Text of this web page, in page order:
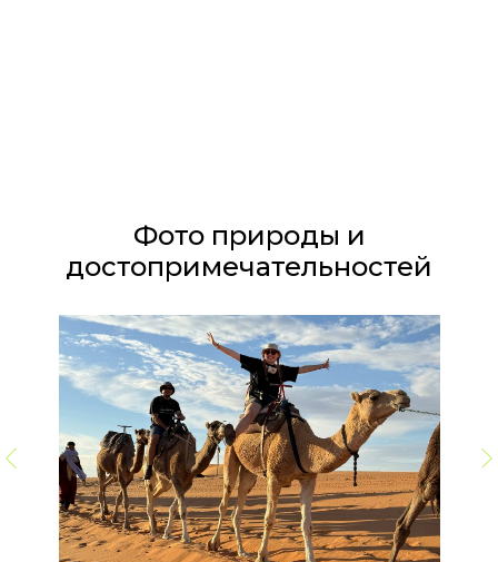
Фото природы и
достопримечательностей